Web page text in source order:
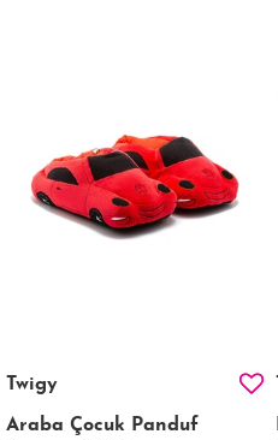
Twigy
Araba Çocuk Panduf